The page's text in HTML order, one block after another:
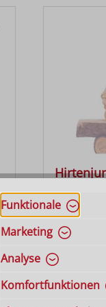
15,80 €
Funktionale
Marketing
Analyse
Komfortfunktionen